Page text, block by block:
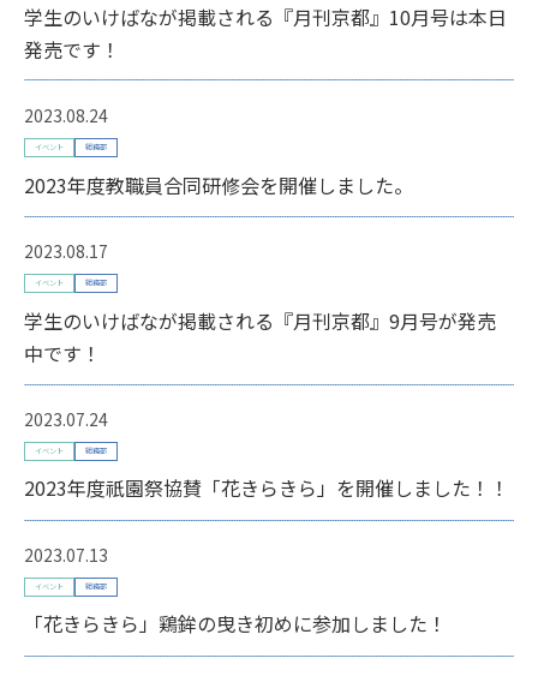
学生のいけばなが掲載される『月刊京都』10月号は本日
発売です！
2023.08.24
イベント 総務部
2023年度教職員合同研修会を開催しました。
2023.08.17
イベント 総務部
学生のいけばなが掲載される『月刊京都』9月号が発売
中です！
2023.07.24
イベント 総務部
2023年度祇園祭協賛「花きらきら」を開催しました！！
2023.07.13
イベント 総務部
「花きらきら」鶏鉾の曳き初めに参加しました！